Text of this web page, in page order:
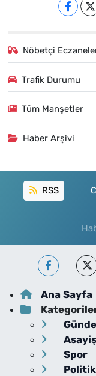
Nöbetçi
Trafik Durumu
Tüm Manşetler
Haber Arşivi
RSS
Ana Sayfa
Asayiş
Spor